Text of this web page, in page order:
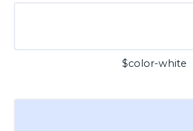
$color-white